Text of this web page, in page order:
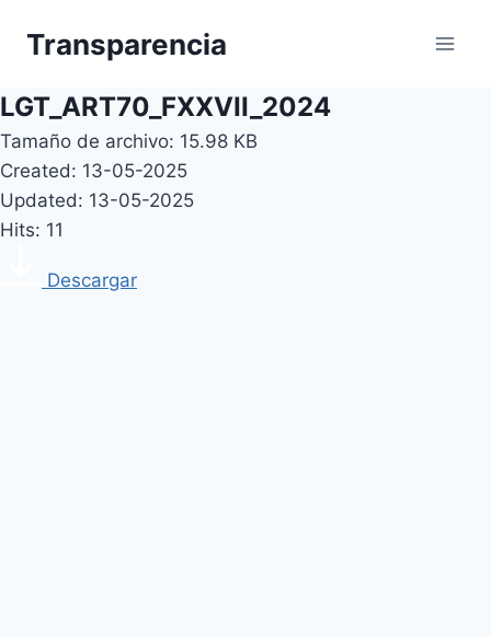
Transparencia
LGT_ART70_FXXVII_2024
Tamaño de archivo: 15.98 KB
Created: 13-05-2025
Updated: 13-05-2025
Hits: 11
Descargar